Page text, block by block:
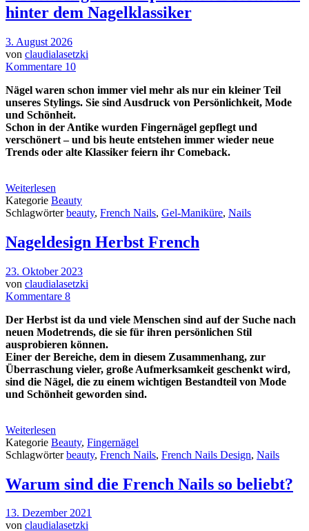
hinter dem Nagelklassiker
3. August 2026
von claudialasetzki
Kommentare 10
Nägel waren schon immer viel mehr als nur ein kleiner Teil
unseres Stylings. Sie sind Ausdruck von Persönlichkeit, Mode
und Schönheit.
Schon in der Antike wurden Fingernägel gepflegt und
verschönert – und bis heute entstehen immer wieder neue
Trends oder alte Klassiker feiern ihr Comeback.
Weiterlesen
Kategorie Beauty
Schlagwörterbeauty, French Nails, Gel-Maniküre, Nails
Nageldesign Herbst French
23. Oktober 2023
von claudialasetzki
Kommentare 8
Der Herbst ist da und viele Menschen sind auf der Suche nach
neuen Modetrends, die sie für ihren persönlichen Stil
ausprobieren können.
Einer der Bereiche, dem in diesem Zusammenhang, zur
Überraschung vieler, große Aufmerksamkeit geschenkt wird,
sind die Nägel, die zu einem wichtigen Bestandteil von Mode
und Schönheit geworden sind.
Weiterlesen
Kategorie Beauty, Fingernägel
Schlagwörterbeauty, French Nails, French Nails Design, Nails
Warum sind die French Nails so beliebt?
13. Dezember 2021
von claudialasetzki